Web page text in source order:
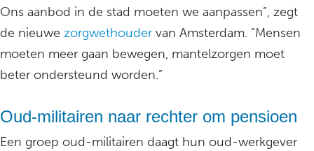
Ons aanbod in de stad moeten we aanpassen”, zegt
de nieuwe zorgwethouder van Amsterdam. “Mensen
moeten meer gaan bewegen, mantelzorgen moet
beter ondersteund worden.”
Oud-militairen naar rechter om pensioen
Een groep oud-militairen daagt hun oud-werkgever